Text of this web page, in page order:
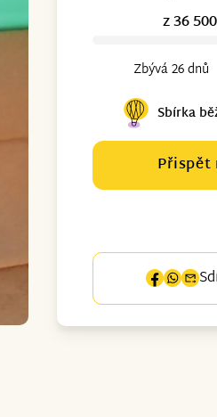
z 36
Zbývá 26 dnů
Sbírka
Přispět